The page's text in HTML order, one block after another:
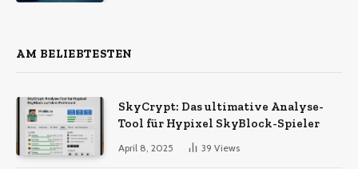
Transportdienstleistungen
AM BELIEBTESTEN
SkyCrypt: Das ultimative Analyse-
Tool für Hypixel SkyBlock-Spieler
April 8, 2025 39 Views